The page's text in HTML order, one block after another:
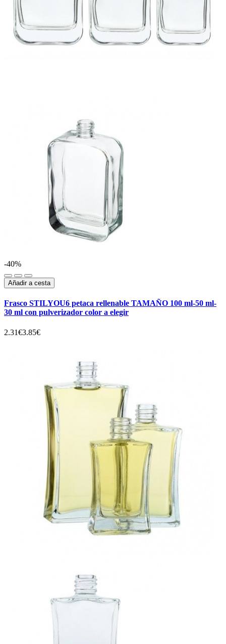
-40%
Añadir a cesta
Frasco STILYOU6 petaca rellenable TAMAÑO 100 ml-50 ml-
30 ml con pulverizador color a elegir
2.31€3.85€